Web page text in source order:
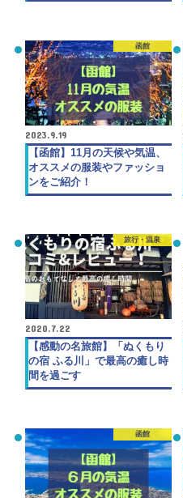
函館
2023.9.19
【函館】11月の天候や気温、
オススメの服装やファッショ
ンをご紹介！
旅行・温泉
2020.7.22
【感動の名旅館】「ぬくもり
の宿 ふる川」で最高の癒し時
間を過ごす
函館